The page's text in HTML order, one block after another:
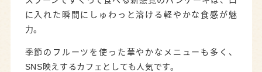
に入れた瞬間にしゅわっと溶ける軽やかな食感が魅
力。
季節のフルーツを使った華やかなメニューも多く、
SNS映えするカフェとしても人気です。